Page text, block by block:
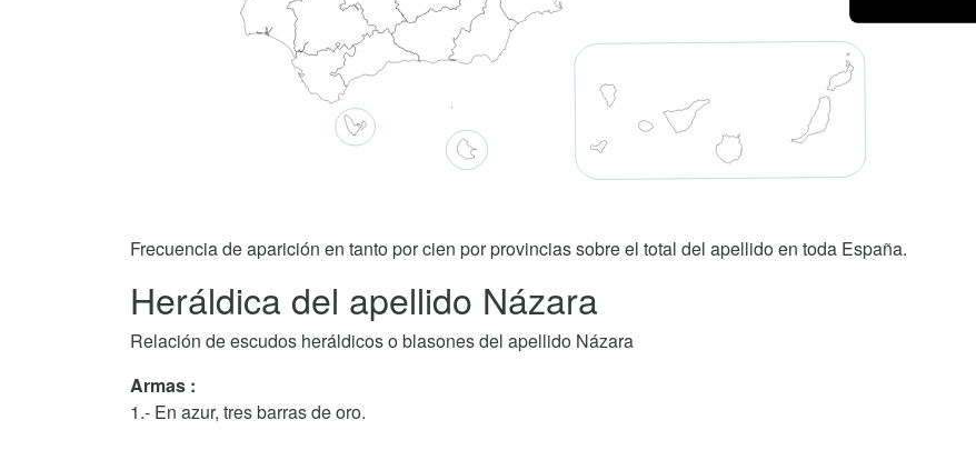
Frecuencia de aparición en tanto por cien por provincias sobre el total del apellido en toda España.
Heráldica del apellido Názara
Relación de escudos heráldicos o blasones del apellido Názara
Armas :
1.- En azur, tres barras de oro.